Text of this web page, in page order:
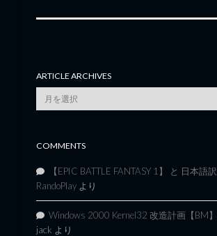
ARTICLE ARCHIVES
Article
Archives
COMMENTS
【EPIC BATTLE FANTASY 1】 と 日本語訳
RandoPlay より
Windows 2000 Kernel32 改造計画【BM】
jack より